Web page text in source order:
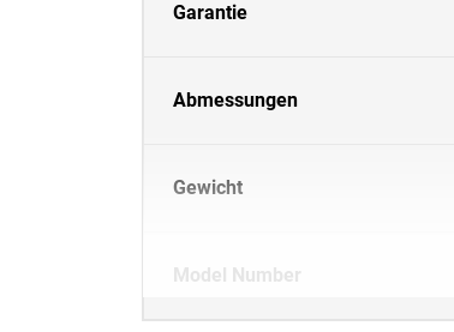
Garantie
Abmessungen
Gewicht
Model Number